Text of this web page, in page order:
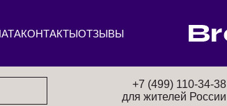
КОНТАКТЫОТЗЫВЫ
+7 (499) 110-34-38
для жителей России